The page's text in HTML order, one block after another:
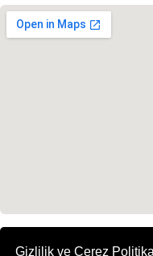
Gizlilik ve Çerez